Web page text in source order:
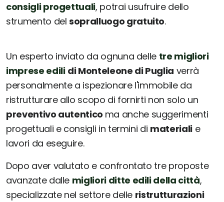
consigli progettuali, potrai usufruire dello
strumento delsopralluogo gratuito.
Un esperto inviato da ognuna delle tre migliori
imprese edili di Monteleone di Puglia verrà
personalmente a ispezionare l'immobile da
ristrutturare allo scopo di fornirti non solo un
preventivo autentico ma anche suggerimenti
progettuali e consigli in termini di materialie
lavori da eseguire.
Dopo aver valutato e confrontato tre proposte
avanzate dalle migliori ditte edili della città,
specializzate nel settore delle ristrutturazioni